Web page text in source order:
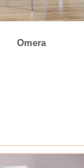
Omera